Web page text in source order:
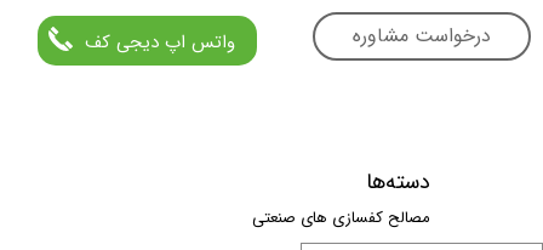
درخواست مشاوره واتس اپ دیجی کف
دسته‌ها
مصالح کفسازی های صنعتی